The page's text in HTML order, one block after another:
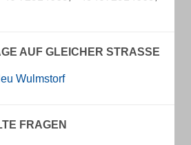
AUF GLEICHER STRASSE
Wulmstorf
FRAGEN